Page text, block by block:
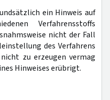
ein Hinweis auf
Verfahrensstoffs
nicht der Fall
des Verfahrens
zu erzeugen vermag
Hinweises erübrigt.